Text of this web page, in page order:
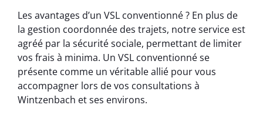
Les avantages d’un VSL conventionné ? En plus de
la gestion coordonnée des trajets, notre service est
agréé par la sécurité sociale, permettant de limiter
vos frais à minima. Un VSL conventionné se
présente comme un véritable allié pour vous
accompagner lors de vos consultations à
Wintzenbach et ses environs.